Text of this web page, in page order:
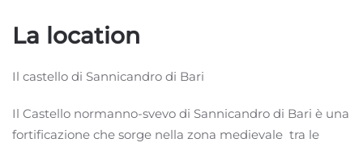
La location
Il castello di Sannicandro di Bari
Il Castello normanno-svevo di Sannicandro di Bari è una
fortificazione che sorge nella zona medievale tra le